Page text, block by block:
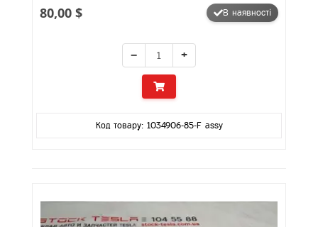
80,00 $ В наявності
− +
Код товару: 1034906-85-F assy